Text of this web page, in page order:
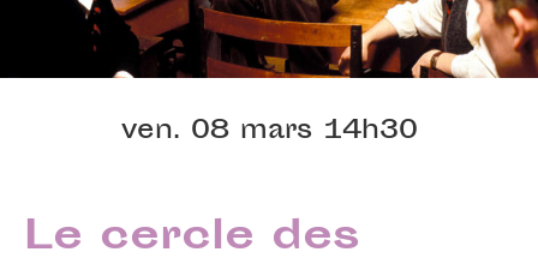
ven. 08 mars 14h30
Le cercle des